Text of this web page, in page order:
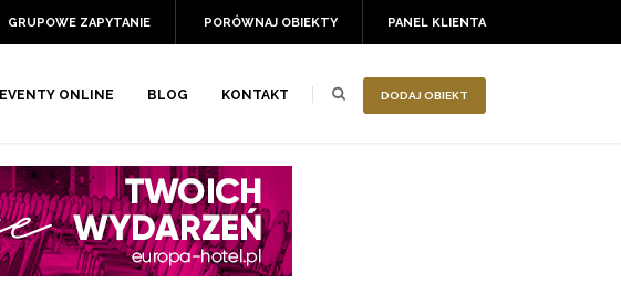
PANEL KLIENTA
PORÓWNAJ OBIEKTY
GRUPOWE ZAPYTANIE
DODAJ OBIEKT
EVENTY ONLINE BLOG KONTAKT